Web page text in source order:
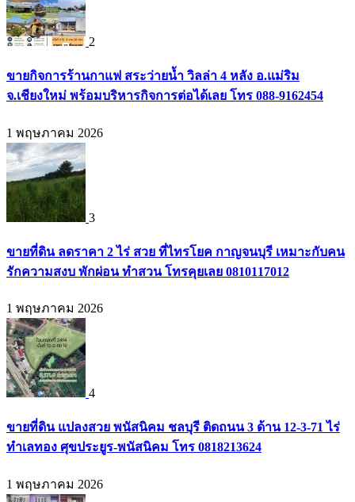
2
ขายกิจการร้านกาแฟ สระว่ายน้ำ วิลล่า 4 หลัง อ.แม่ริม
จ.เชียงใหม่ พร้อมบริหารกิจการต่อได้เลย โทร 088-9162454
1 พฤษภาคม 2026
3
ขายที่ดิน ลดราคา 2 ไร่ สวย ที่ไทรโยค กาญจนบุรี เหมาะกับคน
รักความสงบ พักผ่อน ทำสวน โทรคุยเลย 0810117012
1 พฤษภาคม 2026
4
ขายที่ดิน แปลงสวย พนัสนิคม ชลบุรี ติดถนน 3 ด้าน 12-3-71 ไร่
ทำเลทอง ศุขประยูร-พนัสนิคม โทร 0818213624
1 พฤษภาคม 2026